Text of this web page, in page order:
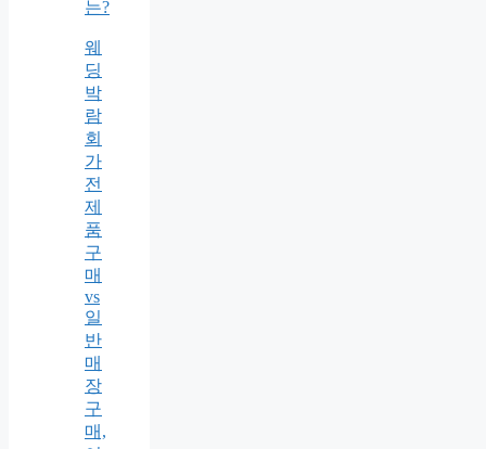
는?
웨
딩
박
람
회
가
전
제
품
구
매
vs
일
반
매
장
구
매,